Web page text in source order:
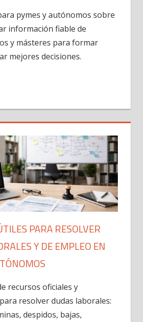
pymes y autónomos sobre
información fiable de
y másteres para formar
mejores decisiones.
PARA RESOLVER
Y DE EMPLEO EN
recursos oficiales y
resolver dudas laborales:
despidos, bajas,